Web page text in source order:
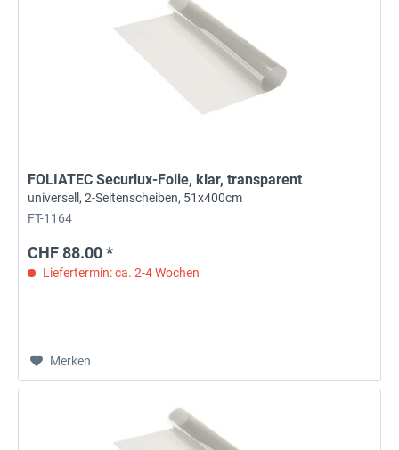
FOLIATEC Securlux-Folie, klar, transparent
universell, 2-Seitenscheiben, 51x400cm
FT-1164
CHF 88.00 *
Liefertermin: ca. 2-4 Wochen
Merken